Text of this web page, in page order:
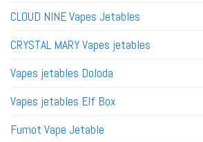
CLOUD NINE Vapes Jetables
CRYSTAL MARY Vapes jetables
Vapes jetables Doloda
Vapes jetables Elf Box
Fumot Vape Jetable